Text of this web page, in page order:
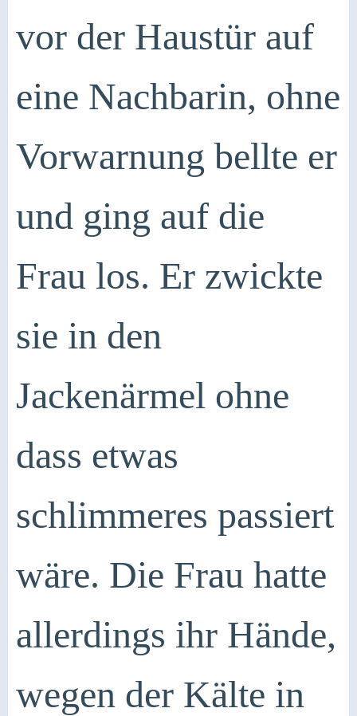
vor der Haustür auf
eine Nachbarin, ohne
Vorwarnung bellte er
und ging auf die
Frau los. Er zwickte
sie in den
Jackenärmel ohne
dass etwas
schlimmeres passiert
wäre. Die Frau hatte
allerdings ihr Hände,
wegen der Kälte in